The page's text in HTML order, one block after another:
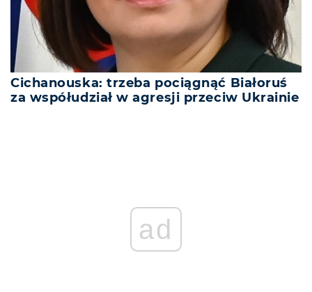
Cichanouska: trzeba pociągnąć Białoruś
za współudział w agresji przeciw Ukrainie
ad